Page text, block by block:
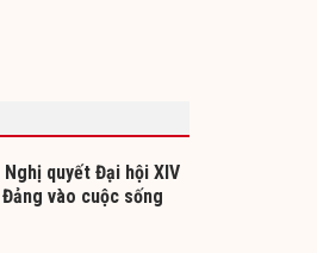
quyết Đại hội XIV
vào cuộc sống